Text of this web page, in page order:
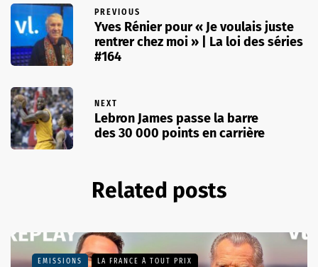
PREVIOUS
Yves Rénier pour « Je voulais juste
rentrer chez moi » | La loi des séries
#164
NEXT
Lebron James passe la barre
des 30 000 points en carrière
Related posts
EMISSIONS LA FRANCE À TOUT PRIX